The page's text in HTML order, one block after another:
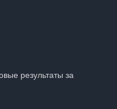
результаты за